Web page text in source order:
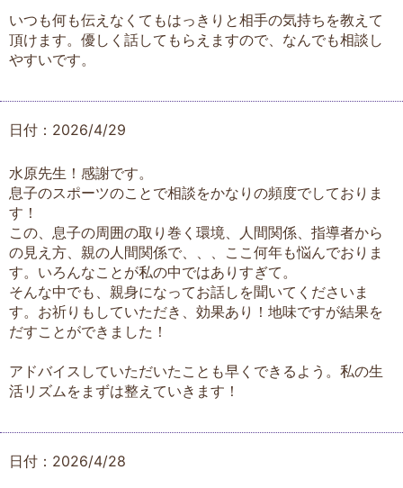
いつも何も伝えなくてもはっきりと相手の気持ちを教えて
頂けます。優しく話してもらえますので、なんでも相談し
やすいです。
日付：2026/4/29
水原先生！感謝です。
息子のスポーツのことで相談をかなりの頻度でしておりま
す！
この、息子の周囲の取り巻く環境、人間関係、指導者から
の見え方、親の人間関係で、、、ここ何年も悩んでおりま
す。いろんなことが私の中ではありすぎて。
そんな中でも、親身になってお話しを聞いてくださいま
す。お祈りもしていただき、効果あり！地味ですが結果を
だすことができました！
アドバイスしていただいたことも早くできるよう。私の生
活リズムをまずは整えていきます！
日付：2026/4/28